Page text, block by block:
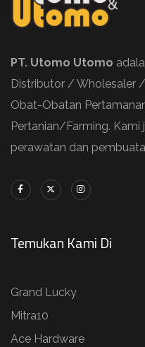
PT. Utomo Utomo
Distributor / Wholesaler
Obat-Obatan
Pertanian/Farming. Kami
perawatan dan
Temukan Kami Di
Grand Lucky
Mitra10
Ace Hardware